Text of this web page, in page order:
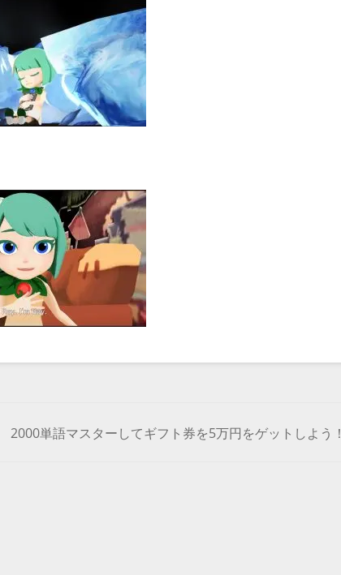
2000単語マスターしてギフト券を5万円をゲットしよう！